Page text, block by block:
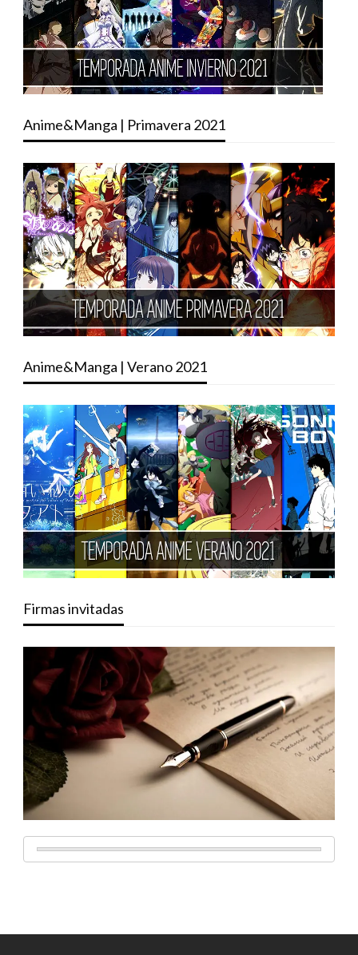
Anime&Manga | Primavera 2021
Anime&Manga | Verano 2021
Firmas invitadas